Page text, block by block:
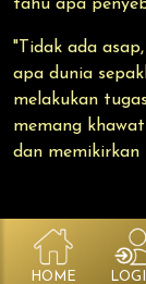
tahu apa
"Tidak ada
apa dunia
melakukan
memang
dan memikirkan
HOME